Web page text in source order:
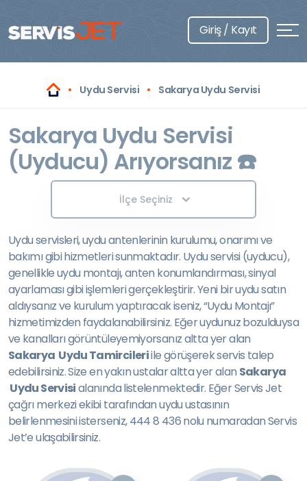
Giriş / Kayıt
Uydu Servisi Sakarya Uydu Servisi
Sakarya Uydu Servisi
(Uyducu) Arıyorsanız ☎️
İlçe Seçiniz
Uydu servisleri, uydu antenlerinin kurulumu, onarımı ve
bakımı gibi hizmetleri sunmaktadır. Uydu servisi (uyducu),
genellikle uydu montajı, anten konumlandırması, sinyal
ayarlaması gibi işlemleri gerçekleştirir. Yeni bir uydu satın
aldıysanız ve kurulum yaptıracak iseniz, “Uydu Montajı”
hizmetimizden faydalanabilirsiniz. Eğer uydunuz bozulduysa
ve kanalları görüntüleyemiyorsanız altta yer alan
Sakarya Uydu Tamircileriile görüşerek servis talep
edebilirsiniz. Size en yakın ustalar altta yer alan Sakarya
Uydu Servisialanında listelenmektedir. Eğer Servis Jet
çağrı merkezi ekibi tarafından uydu ustasının
belirlenmesini isterseniz, 444 8 436 nolu numaradan Servis
Jet’e ulaşabilirsiniz.